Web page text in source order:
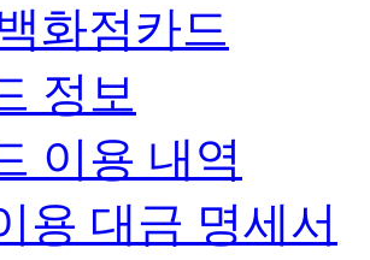
화점카드
정보
이용 내역
용 대금 명세서